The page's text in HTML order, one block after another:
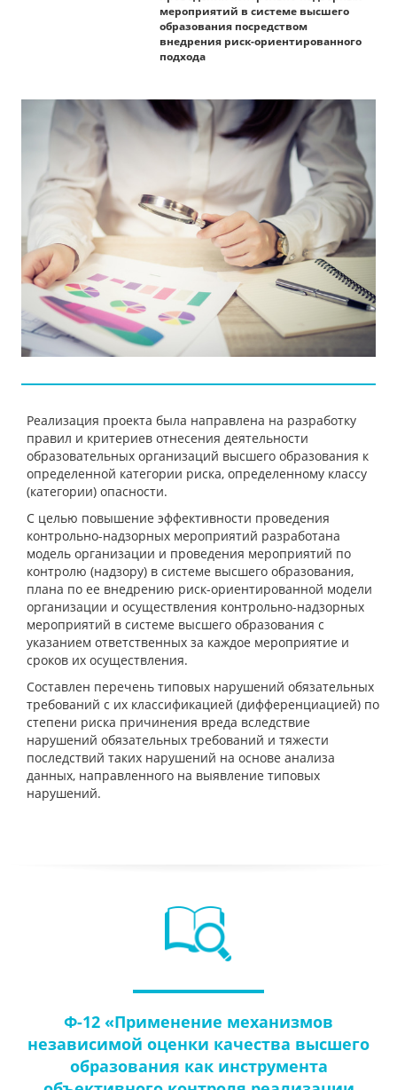
мероприятий в системе высшего
образования посредством
внедрения риск-ориентированного
подхода
Реализация проекта была направлена на разработку
правил и критериев отнесения деятельности
образовательных организаций высшего образования к
определенной категории риска, определенному классу
(категории) опасности.
С целью повышение эффективности проведения
контрольно-надзорных мероприятий разработана
модель организации и проведения мероприятий по
контролю (надзору) в системе высшего образования,
плана по ее внедрению риск-ориентированной модели
организации и осуществления контрольно-надзорных
мероприятий в системе высшего образования с
указанием ответственных за каждое мероприятие и
сроков их осуществления.
Составлен перечень типовых нарушений обязательных
требований с их классификацией (дифференциацией) по
степени риска причинения вреда вследствие
нарушений обязательных требований и тяжести
последствий таких нарушений на основе анализа
данных, направленного на выявление типовых
нарушений.
Ф-12 «Применение механизмов
независимой оценки качества высшего
образования как инструмента